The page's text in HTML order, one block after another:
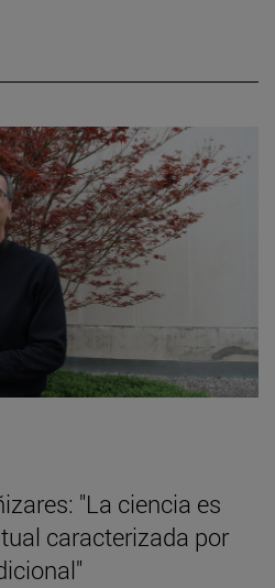
"La ciencia es
caracterizada por